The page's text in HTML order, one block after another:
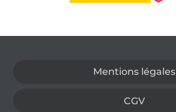
Mentions légales
CGV